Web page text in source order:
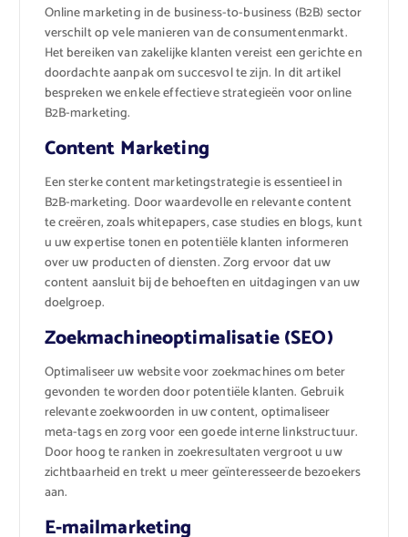
Online marketing in de business-to-business (B2B) sector
verschilt op vele manieren van de consumentenmarkt.
Het bereiken van zakelijke klanten vereist een gerichte en
doordachte aanpak om succesvol te zijn. In dit artikel
bespreken we enkele effectieve strategieën voor online
B2B-marketing.
Content Marketing
Een sterke content marketingstrategie is essentieel in
B2B-marketing. Door waardevolle en relevante content
te creëren, zoals whitepapers, case studies en blogs, kunt
u uw expertise tonen en potentiële klanten informeren
over uw producten of diensten. Zorg ervoor dat uw
content aansluit bij de behoeften en uitdagingen van uw
doelgroep.
Zoekmachineoptimalisatie (SEO)
Optimaliseer uw website voor zoekmachines om beter
gevonden te worden door potentiële klanten. Gebruik
relevante zoekwoorden in uw content, optimaliseer
meta-tags en zorg voor een goede interne linkstructuur.
Door hoog te ranken in zoekresultaten vergroot u uw
zichtbaarheid en trekt u meer geïnteresseerde bezoekers
aan.
E-mailmarketing